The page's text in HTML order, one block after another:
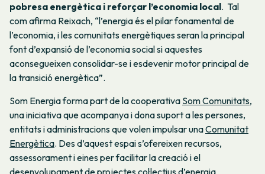
pobresa energètica i reforçar l’economia local. Tal
com afirma Reixach, “l’energia és el pilar fonamental de
l’economia, i les comunitats energètiques seran la principal
font d’expansió de l’economia social si aquestes
aconsegueixen consolidar-se i esdevenir motor principal de
la transició energètica”.
Som Energia forma part de la cooperativa Som Comunitats,
una iniciativa que acompanya i dona suport a les persones,
entitats i administracions que volen impulsar unaComunitat
Energètica. Des d’aquest espai s’ofereixen recursos,
assessorament i eines per facilitar la creació i el